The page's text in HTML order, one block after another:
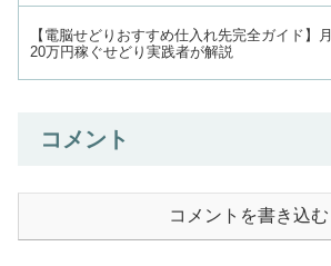
【電脳せどりおすすめ仕入れ先完全ガイド】月
20万円稼ぐせどり実践者が解説
コメント
コメントを書き込む